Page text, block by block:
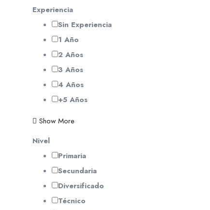
Experiencia
Sin Experiencia
1 Año
2 Años
3 Años
4 Años
+5 Años
Show More
Nivel
Primaria
Secundaria
Diversificado
Técnico